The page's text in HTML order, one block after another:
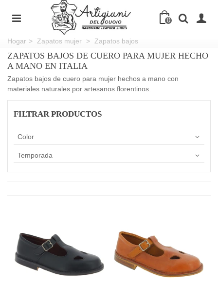
0
Hogar > Zapatos mujer > Zapatos bajos
ZAPATOS BAJOS DE CUERO PARA MUJER HECHO
A MANO EN ITALIA
Zapatos bajos de cuero para mujer hechos a mano con
materiales naturales por artesanos florentinos.
FILTRAR PRODUCTOS
Color
Temporada